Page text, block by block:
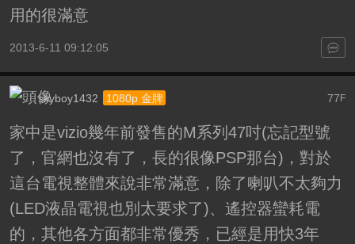
用的很滿意
2013-6-11 09:12:05
77F
skyboy1432 1080p 金牌
家中是vizio幾年前發售的M系列47吋(忘記型號
了，官網也沒有了，長的很像PSP那台)，對於
這台電視整體來說非常滿意，除了喇叭不太夠力
(LED液晶電視也別太要求了)、遙控器蠻耗電
的，其他各方面都非常優秀，已經是用快3年